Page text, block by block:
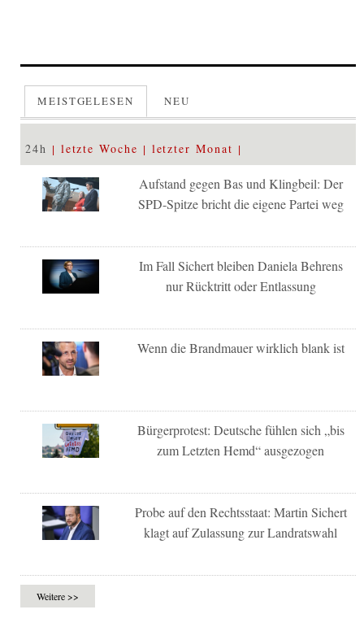
MEISTGELESEN NEU
24h letzte Woche letzter Monat
Aufstand gegen Bas und Klingbeil: Der
SPD-Spitze bricht die eigene Partei weg
Im Fall Sichert bleiben Daniela Behrens
nur Rücktritt oder Entlassung
Wenn die Brandmauer wirklich blank ist
Bürgerprotest: Deutsche fühlen sich „bis
zum Letzten Hemd“ ausgezogen
Probe auf den Rechtsstaat: Martin Sichert
klagt auf Zulassung zur Landratswahl
Weitere >>